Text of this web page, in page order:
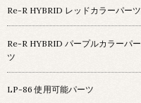
Re-R HYBRID レッドカラーパーツ
Re-R HYBRID パープルカラーパー
ツ
LP-86 使用可能パーツ